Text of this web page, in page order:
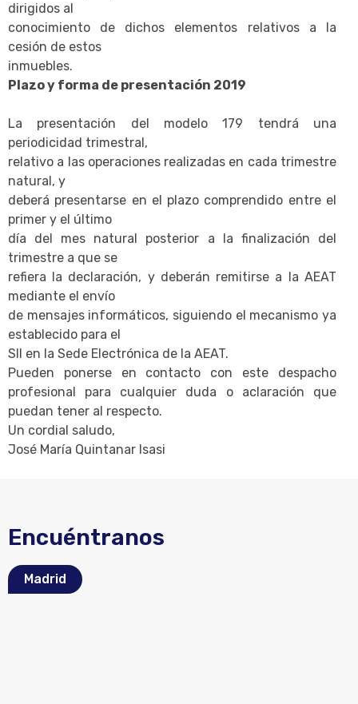
dirigidos al
conocimiento de dichos elementos relativos a la
cesión de estos
inmuebles.
Plazo y forma de presentación 2019
La presentación del modelo 179 tendrá una
periodicidad trimestral,
relativo a las operaciones realizadas en cada trimestre
natural, y
deberá presentarse en el plazo comprendido entre el
primer y el último
día del mes natural posterior a la finalización del
trimestre a que se
refiera la declaración, y deberán remitirse a la AEAT
mediante el envío
de mensajes informáticos, siguiendo el mecanismo ya
establecido para el
SII en la Sede Electrónica de la AEAT.
Pueden ponerse en contacto con este despacho
profesional para cualquier duda o aclaración que
puedan tener al respecto.
Un cordial saludo,
José María Quintanar Isasi
Encuéntranos
Madrid